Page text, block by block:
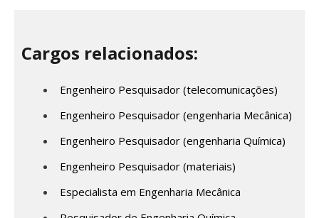
Cargos relacionados:
Engenheiro Pesquisador (telecomunicações)
Engenheiro Pesquisador (engenharia Mecânica)
Engenheiro Pesquisador (engenharia Química)
Engenheiro Pesquisador (materiais)
Especialista em Engenharia Mecânica